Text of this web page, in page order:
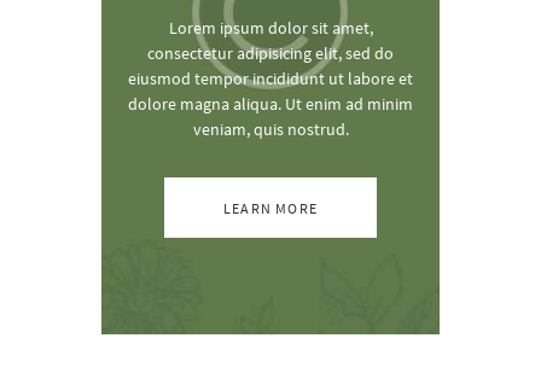
Lorem ipsum dolor sit amet,
consectetur adipisicing elit, sed do
eiusmod tempor incididunt ut labore et
dolore magna aliqua. Ut enim ad minim
veniam, quis nostrud.
LEARN MORE